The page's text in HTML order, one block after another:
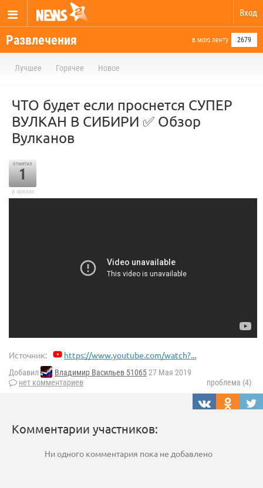
Вход
Развлечения в мою ленту 2679
Лучшее Горячее Новое
ЧТО будет если проснется СУПЕР
ВУЛКАН В СИБИРИ ✅ Обзор
Вулканов
отметил
1
в архиве
Источник: https://www.youtube.com/watch?...
Добавил Владимир Васильев 5106527 Мая 2019
нет комментариев
проблема (4)
Комментарии участников:
Ни одного комментария пока не добавлено